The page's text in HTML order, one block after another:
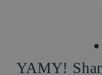
YAMY!